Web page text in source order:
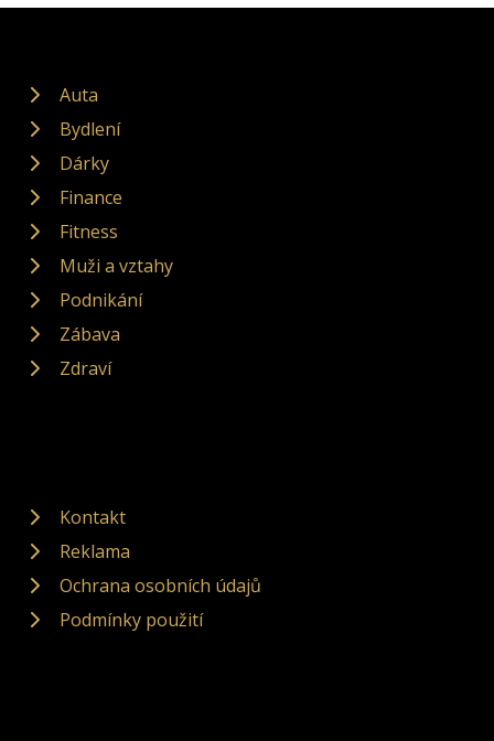
Auta
Bydlení
Dárky
Finance
Fitness
Muži a vztahy
Podnikání
Zábava
Zdraví
Kontakt
Reklama
Ochrana osobních údajů
Podmínky použití